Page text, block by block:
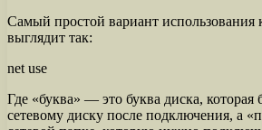
Самый простой вариант использования
выглядит так:
net use
Где «буква» — это буква диска, которая
сетевому диску после подключения, а